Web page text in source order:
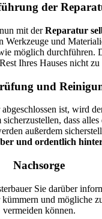
der
mit derReparatur
Werkzeuge und
möglich durchführen.
Ihres Hauses nicht zu
und
ist, wird
dass alles
außerdem
und ordentlich
Nachsorge
Sie darüber
kümmern und mögliche
vermeiden können.